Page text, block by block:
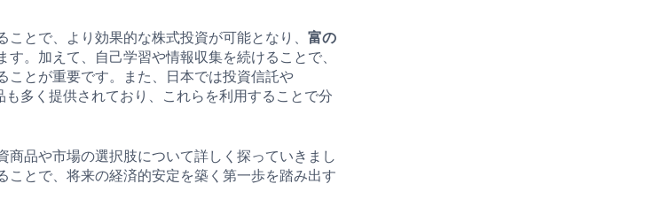
ことで、より効果的な株式投資が可能となり、富の
す。加えて、自己学習や情報収集を続けることで、
ことが重要です。また、日本では投資信託や
多く提供されており、これらを利用することで分
商品や市場の選択肢について詳しく探っていきまし
ことで、将来の経済的安定を築く第一歩を踏み出す